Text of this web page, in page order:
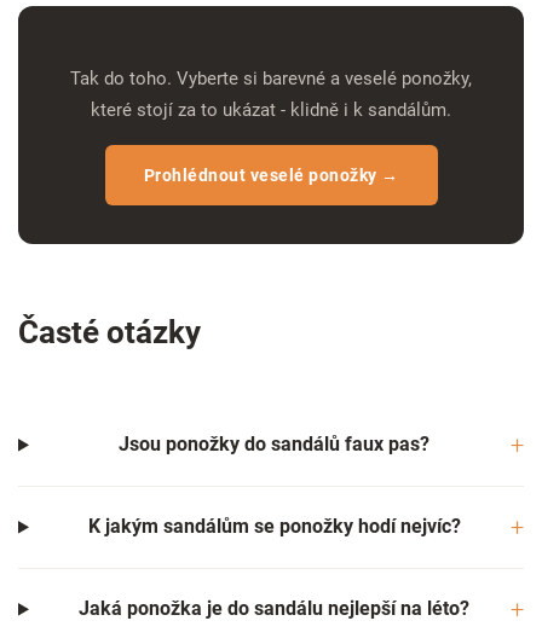
Tak do toho. Vyberte si barevné a veselé ponožky,
které stojí za to ukázat - klidně i k sandálům.
Prohlédnout veselé ponožky →
Časté otázky
Jsou ponožky do sandálů faux pas?
K jakým sandálům se ponožky hodí nejvíc?
Jaká ponožka je do sandálu nejlepší na léto?